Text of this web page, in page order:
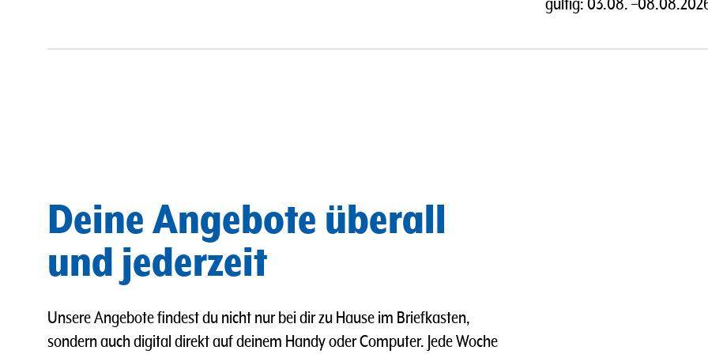
gültig: 03.08. –
Deine Angebote überall
und jederzeit
Unsere Angebote findest du nicht nur bei dir zu Hause im Briefkasten,
sondern auch digital direkt auf deinem Handy oder Computer. Jede Woche